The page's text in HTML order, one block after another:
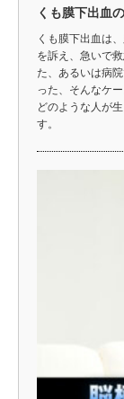
くも膜下出血
くも膜下出血は
を訴え、急いで
た、あるいは病
った、そんなケ
どのような人が
す。